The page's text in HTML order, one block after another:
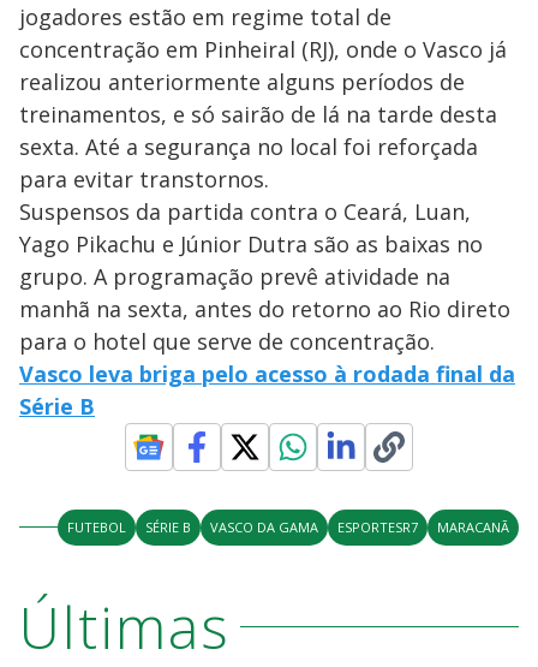
jogadores estão em regime total de
concentração em Pinheiral (RJ), onde o Vasco já
realizou anteriormente alguns períodos de
treinamentos, e só sairão de lá na tarde desta
sexta. Até a segurança no local foi reforçada
para evitar transtornos.
Suspensos da partida contra o Ceará, Luan,
Yago Pikachu e Júnior Dutra são as baixas no
grupo. A programação prevê atividade na
manhã na sexta, antes do retorno ao Rio direto
para o hotel que serve de concentração.
Vasco leva briga pelo acesso à rodada final da
Série B
FUTEBOL SÉRIE B VASCO DA GAMA ESPORTESR7 MARACANÃ
Últimas